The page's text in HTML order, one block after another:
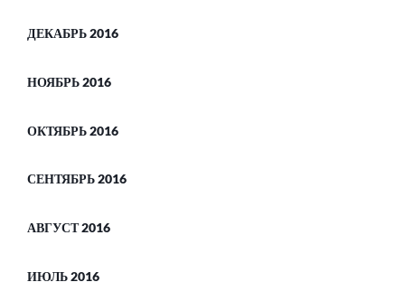
ДЕКАБРЬ 2016
НОЯБРЬ 2016
ОКТЯБРЬ 2016
СЕНТЯБРЬ 2016
АВГУСТ 2016
ИЮЛЬ 2016